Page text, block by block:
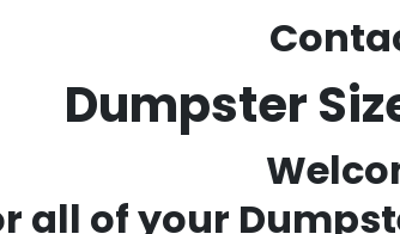
Dumpster
all of your